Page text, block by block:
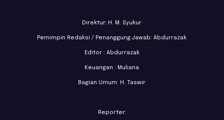
Direktur: H. M. Syukur
Pemimpin Redaksi / Penanggung Jawab: Abdurrazak
Editor : Abdurrazak
Keuangan : Muliana
Bagian Umum: H. Taswir
Reporter: